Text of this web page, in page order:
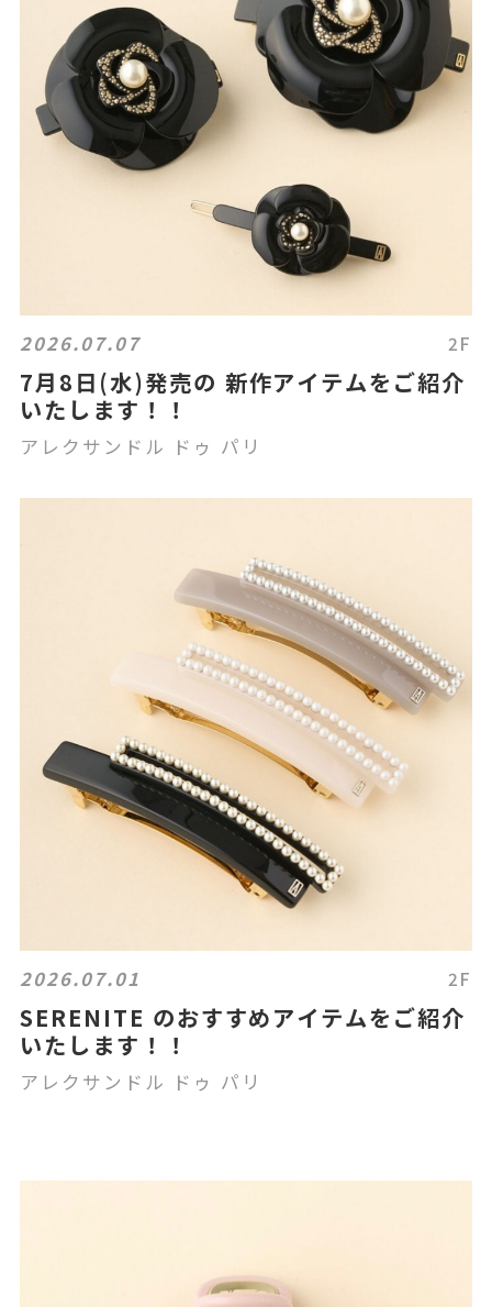
2026.07.07 2F
7月8日(水)発売の 新作アイテムをご紹介
いたします！！
アレクサンドル ドゥ パリ
2026.07.01 2F
SERENITE のおすすめアイテムをご紹介
いたします！！
アレクサンドル ドゥ パリ